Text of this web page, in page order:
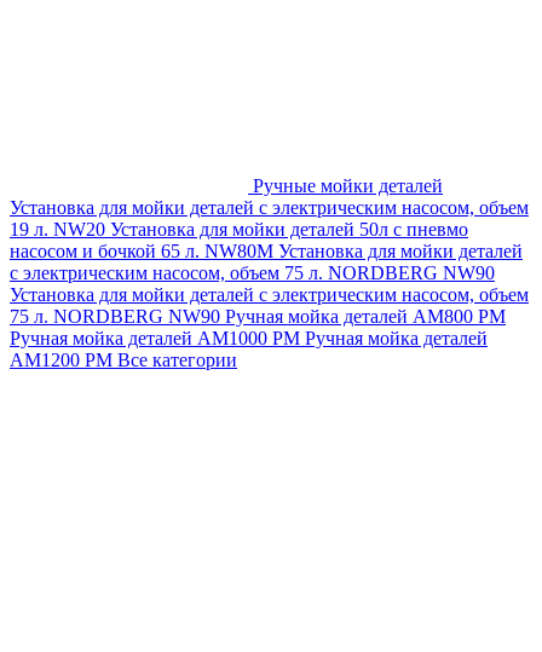
Ручные мойки деталей
Установка для мойки деталей с электрическим насосом, объем
19 л. NW20 Установка для мойки деталей 50л с пневмо
насосом и бочкой 65 л. NW80M Установка для мойки деталей
с электрическим насосом, объем 75 л. NORDBERG NW90
Установка для мойки деталей с электрическим насосом, объем
75 л. NORDBERG NW90 Ручная мойка деталей АМ800 РМ
Ручная мойка деталей АМ1000 РМ Ручная мойка деталей
АМ1200 РМ Все категории